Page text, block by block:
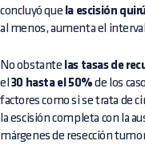
concluyó que la escisión
al menos, aumenta el
No obstante las tasas de
el 30 hasta el 50% de los
factores como si se trata de
la escisión completa con la
márgenes de resección